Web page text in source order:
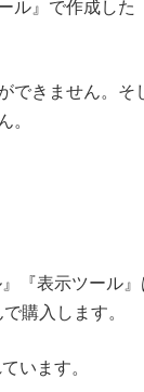
ル』で作成し
できません。
。
『表示ツール
購入します。
います。